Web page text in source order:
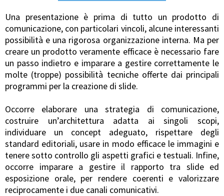
Una presentazione è prima di tutto un prodotto di
comunicazione, con particolari vincoli, alcune interessanti
possibilità e una rigorosa organizzazione interna. Ma per
creare un prodotto veramente efficace è necessario fare
un passo indietro e imparare a gestire correttamente le
molte (troppe) possibilità tecniche offerte dai principali
programmi per la creazione di slide.
Occorre elaborare una strategia di comunicazione,
costruire un’architettura adatta ai singoli scopi,
individuare un concept adeguato, rispettare degli
standard editoriali, usare in modo efficace le immagini e
tenere sotto controllo gli aspetti grafici e testuali. Infine,
occorre imparare a gestire il rapporto tra slide ed
esposizione orale, per rendere coerenti e valorizzare
reciprocamente i due canali comunicativi.